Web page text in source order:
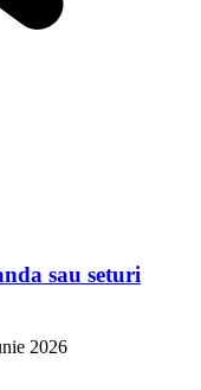
sau seturi
2026